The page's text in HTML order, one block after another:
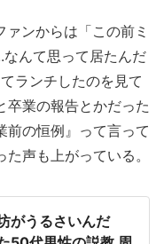
ンからは「この前ミ
んて思って居たんだ
ランチしたのを見て
卒業の報告とかだった
前の恒例』って言って
声も上がっている。
がうるさいんだ